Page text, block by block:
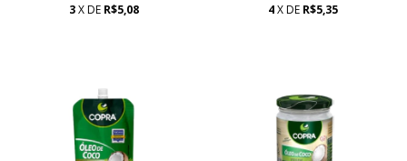
3X DE R$5,08 4X DE R$5,35